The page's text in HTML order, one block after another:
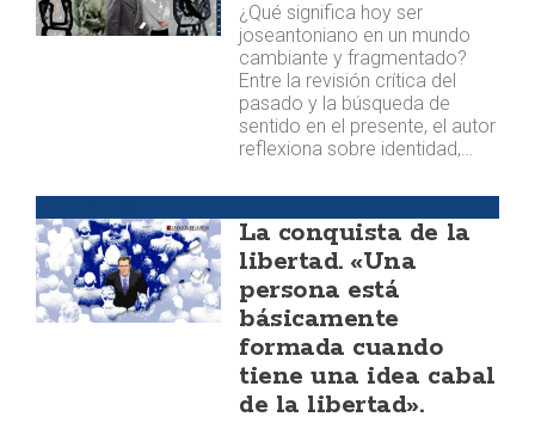
¿Qué significa hoy ser
joseantoniano en un mundo
cambiante y fragmentado?
Entre la revisión crítica del
pasado y la búsqueda de
sentido en el presente, el autor
reflexiona sobre identidad,…
La conquista de la
libertad. «Una
persona está
básicamente
formada cuando
tiene una idea cabal
de la libertad».